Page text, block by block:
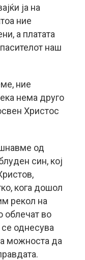
ја на
ние
а платата
наш
ние
нема друго
Христос
од
син, кој
кога дошол
рекол на
облечат во
се однесува
можноста да